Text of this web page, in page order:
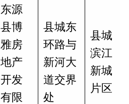
东源
县博
雅房
地产
开发
有限
县城东
环路与
新河大
道交界
处
县城
滨江
新城
片区